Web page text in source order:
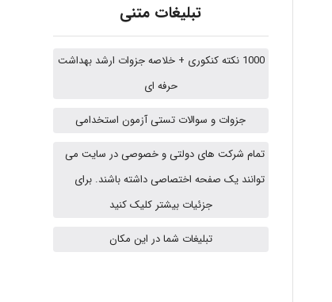
Alirez0990
USER124
تبلیغات متنی
1000 نکته کنکوری + خلاصه جزوات ارشد بهداشت
حرفه ای
جزوات و سوالات تستی آزمون استخدامی
تمام شرکت های دولتی و خصوصی در سایت می
توانند یک صفحه اختصاصی داشته باشند. برای
جزئیات بیشتر کلیک کنید
تبلیغات شما در این مکان